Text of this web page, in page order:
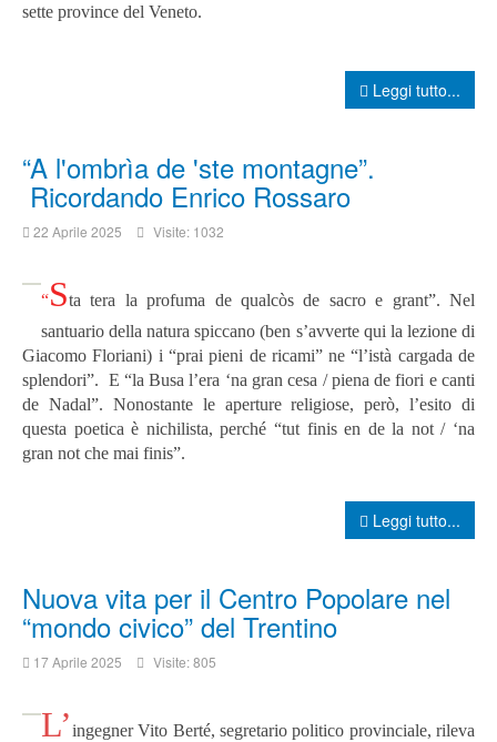
sette province del Veneto.
Leggi tutto...
“A l'ombrìa de 'ste montagne”.
Ricordando Enrico Rossaro
22 Aprile 2025 Visite: 1032
“Sta tera la profuma de qualcòs de sacro e grant”. Nel
santuario della natura spiccano (ben s’avverte qui la lezione di
Giacomo Floriani) i “prai pieni de ricami” ne “l’istà cargada de
splendori”. E “la Busa l’era ‘na gran cesa / piena de fiori e canti
de Nadal”. Nonostante le aperture religiose, però, l’esito di
questa poetica è nichilista, perché “tut finis en de la not / ‘na
gran not che mai finis”.
Leggi tutto...
Nuova vita per il Centro Popolare nel
“mondo civico” del Trentino
17 Aprile 2025 Visite: 805
L’ingegner Vito Berté, segretario politico provinciale, rileva